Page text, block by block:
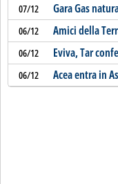
07/12 Gara Gas
06/12 Amici della
06/12 Eviva, Tar
06/12 Acea entra in